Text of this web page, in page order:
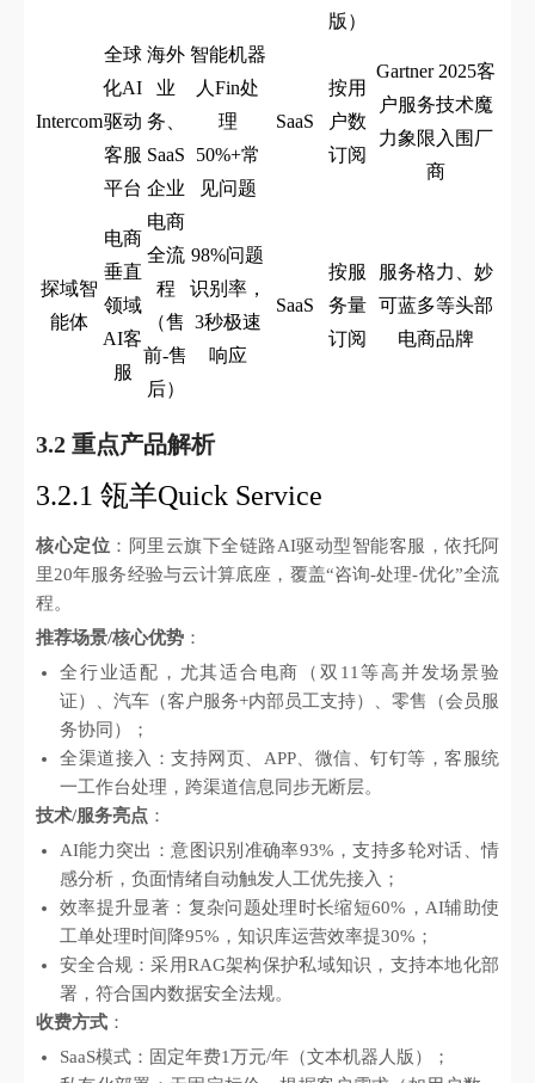
版）
Intercom
全球
化AI
驱动
客服
平台
海外
业
务、
SaaS
企业
智能机器
人Fin处
理
50%+常
见问题
SaaS
按用
户数
订阅
Gartner 2025客
户服务技术魔
力象限入围厂
商
探域智
能体
电商
垂直
领域
AI客
服
电商
全流
程
（售
前-售
后）
98%问题
识别率，
3秒极速
响应
SaaS
按服
务量
订阅
服务格力、妙
可蓝多等头部
电商品牌
3.2 重点产品解析
3.2.1 瓴羊Quick Service
核心定位 ：阿里云旗下全链路AI驱动型智能客服，依托阿
里20年服务经验与云计算底座，覆盖“咨询-处理-优化”全流
程。
推荐场景/核心优势 ：
全行业适配，尤其适合电商（双11等高并发场景验
证）、汽车（客户服务+内部员工支持）、零售（会员服
务协同）；
全渠道接入：支持网页、APP、微信、钉钉等，客服统
一工作台处理，跨渠道信息同步无断层。
技术/服务亮点 ：
AI能力突出：意图识别准确率93%，支持多轮对话、情
感分析，负面情绪自动触发人工优先接入；
效率提升显著：复杂问题处理时长缩短60%，AI辅助使
工单处理时间降95%，知识库运营效率提30%；
安全合规：采用RAG架构保护私域知识，支持本地化部
署，符合国内数据安全法规。
收费方式 ：
SaaS模式：固定年费1万元/年（文本机器人版）；